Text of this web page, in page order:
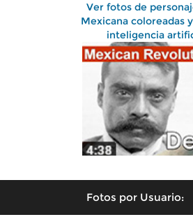
Ver fotos de
Mexicana coloreadas
inteligencia
Fotos por Usuario: